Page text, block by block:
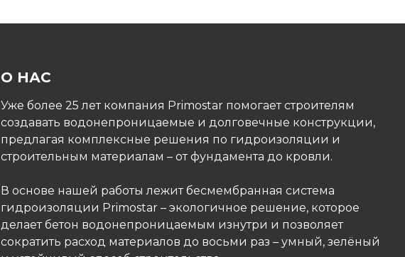
О НАС
Уже более 25 лет компания Primostar помогает строителям
создавать водонепроницаемые и долговечные конструкции,
предлагая комплексные решения по гидроизоляции и
строительным материалам – от фундамента до кровли.
В основе нашей работы лежит бесмембранная система
гидроизоляции Primostar – экологичное решение, которое
делает бетон водонепроницаемым изнутри и позволяет
сократить расход материалов до восьми раз – умный, зелёный